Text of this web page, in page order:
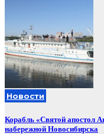
Новости
Корабль «Святой апостол
набережной Новосибирска